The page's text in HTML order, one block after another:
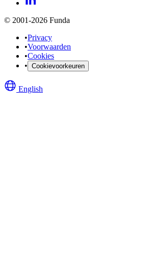
© 2001-2026 Funda
•Privacy
•Voorwaarden
•Cookies
• Cookievoorkeuren
English